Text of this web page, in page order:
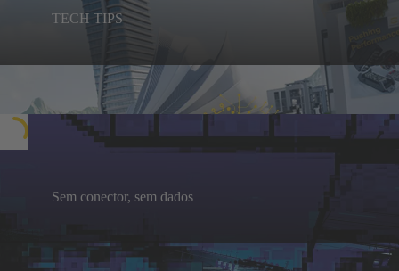
TECH TIPS
configuradores irão ajudá-lo a conceber a solução
perfeita para os seus projetos e permitir-lhe-ão
descarregar todos os ficheiros e fichas técnicas
necessários.
TECH TIPS
Sem conector, sem dados
salvação do futuro
Saiba mais